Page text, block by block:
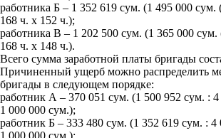
работника Б – 1 352 619 сум. (1 495 000 сум.
168 ч. х 152 ч.);
работника В – 1 202 500 сум. (1 365 000 сум.
168 ч. х 148 ч.).
Всего сумма заработной платы бригады
Причиненный ущерб можно распределить
бригады в следующем порядке:
работник А – 370 051 сум. (1 500 952 сум. :
1 000 000 сум.);
работник Б – 333 480 сум. (1 352 619 сум. : 4